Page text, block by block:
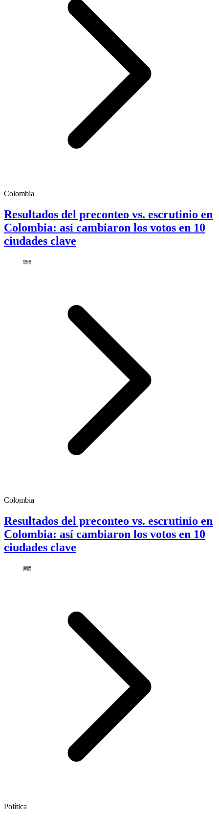
Colombia
Resultados del preconteo vs. escrutinio en
Colombia: así cambiaron los votos en 10
ciudades clave
Colombia
Resultados del preconteo vs. escrutinio en
Colombia: así cambiaron los votos en 10
ciudades clave
Política